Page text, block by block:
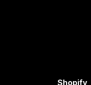
Shopify